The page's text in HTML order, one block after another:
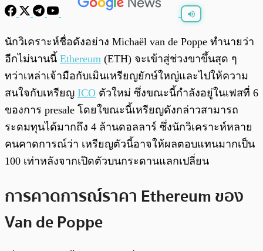
พร้อมเล่น /
นักวิเคราะห์ชื่อดังอย่าง Michaël van de Poppe ทำนายว่า
อีกไม่นานนี้ Ethereum (ETH) จะเข้าสู่ช่วงขาขึ้นสุด ๆ
ทว่าเหล่าเจ้ามือกับเมินเหรียญยักษ์ใหญ่และไปให้ความ
สนใจกับเหรียญ ICO ตัวใหม่ ซึ่งขณะนี้กำลังอยู่ในเฟสที่ 6
ของการ presale โดยใขณะนี้เหรียญดังกล่าวสามารถ
ระดมทุนได้มากถึง 4 ล้านดอลลาร์ ซึ่งนักวิเคราะห์หลาย
คนคาดการณ์ว่า เหรียญตัวนี้อาจให้ผลตอบแทนมากเป็น
100 เท่าหลังจากเปิดตัวบนกระดานแลกเปลี่ยน
การคาดการณ์ราคา Ethereum ของ
Van de Poppe